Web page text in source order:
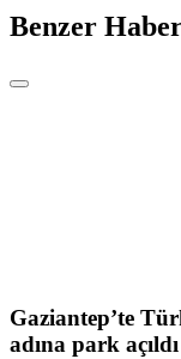
Benzer
Gaziantep’te
adına park açıldı